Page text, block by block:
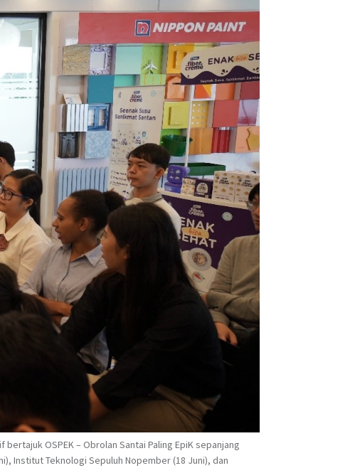
OSPEK – Obrolan Santai Paling EpiK sepanjang
Institut Teknologi Sepuluh Nopember (18 Juni), dan